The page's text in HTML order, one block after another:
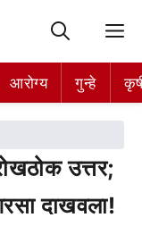
आरोग्य गुन्हे
उत्तर;
दाखवला!